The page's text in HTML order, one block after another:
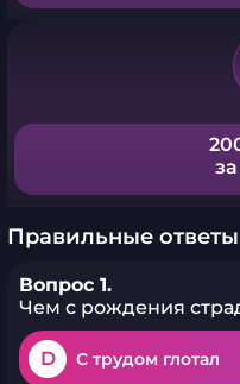
Правильные ответы
Вопрос 1.
Чем с рождения
D С трудом глотал